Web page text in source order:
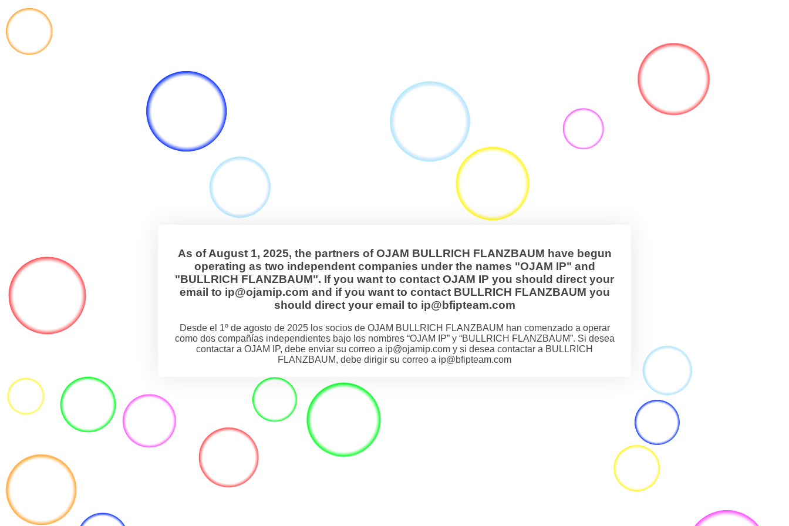
As of August 1, 2025, the partners of OJAM BULLRICH FLANZBAUM have begun
operating as two independent companies under the names "OJAM IP" and
"BULLRICH FLANZBAUM". If you want to contact OJAM IP you should direct your
email to ip@ojamip.com and if you want to contact BULLRICH FLANZBAUM you
should direct your email to ip@bfipteam.com
Desde el 1º de agosto de 2025 los socios de OJAM BULLRICH FLANZBAUM han comenzado a operar
como dos compañías independientes bajo los nombres “OJAM IP” y “BULLRICH FLANZBAUM”. Si desea
contactar a OJAM IP, debe enviar su correo a ip@ojamip.com y si desea contactar a BULLRICH
FLANZBAUM, debe dirigir su correo a ip@bfipteam.com